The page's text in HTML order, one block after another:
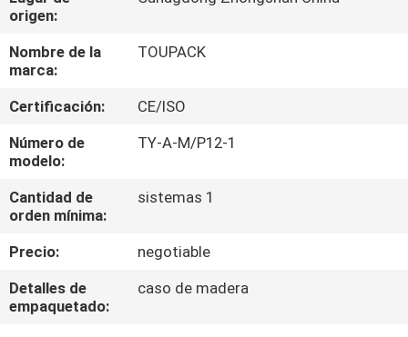
VISITA
A
LA
FÁBRICA
CONTROL
CALIDAD
CONTÁCTENOS
origen:
Nombre de la
marca:
TOUPACK
Certificación:
CE/ISO
Número de
modelo:
TY-A-M/P12-1
Cantidad de
orden mínima:
sistemas 1
Precio:
negotiable
Detalles de
empaquetado:
caso de madera